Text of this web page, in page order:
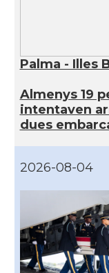
Palma - Illes
Almenys 19
intentaven
dues
2026-08-04